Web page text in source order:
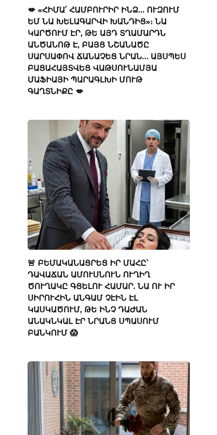
💋 «ՀԻՄԱ՛ ՀԱՄԲՈՒՐԻՐ ԻՆՁ… ՈՒԶՈՒՄ
ԵՄ ՆԱ ԽԵԼԱԳԱՐՎԻ ԽԱՆԴԻՑ»։ ՆԱ
ԿԱՐԾՈՒՄ ԷՐ, ԹԵ ԱՅԴ ՏՂԱՄԱՐԴՆ
ԱՆԾԱՆՈԹ Է, ԲԱՅՑ ՆՇԱՆԱԾԸ
ՍԱՐՍԱՓՈՎ ՃԱՆԱՉԵՑ ՆՐԱՆ… ԱՅՍՊԵՍ
ԲԱՑԱՀԱՅՏՎԵՑ ՎԱԹՍՈՒՆԱՄՅԱ
ՄԱՖԻԱՅԻ ՊԱՐԱԳԼԽԻ ՄՈՒԹ
ԳԱՂՏՆԻՔԸ 💋
🚨 ԲԵՄԱԿԱՆԱՑՐԵՑ ԻՐ ՄԱՀԸ՝
ԴԱՎԱՃԱՆ ԱՄՈՒՍՆՈՒՆ ՈՒՂԻՂ
ԾՈՒՂԱԿԸ ԳՑԵԼՈՒ ՀԱՄԱՐ. ՆԱ ՈՒ ԻՐ
ՍԻՐՈՒՀԻՆ ԱՆԳԱՄ ՉԷԻՆ ԷԼ
ԿԱՍԿԱԾՈՒՄ, ԹԵ ԻՆՉ ԴԱԺԱՆ
ԱՆԱԿՆԿԱԼ ԷՐ ՆՐԱՆՑ ՍՊԱՍՈՒՄ
ԲԱՆԿՈՒՄ 😱